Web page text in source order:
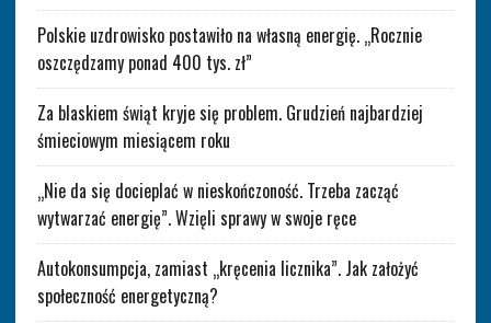
Polskie uzdrowisko postawiło na własną energię. „Rocznie
oszczędzamy ponad 400 tys. zł”
Za blaskiem świąt kryje się problem. Grudzień najbardziej
śmieciowym miesiącem roku
„Nie da się docieplać w nieskończoność. Trzeba zacząć
wytwarzać energię”. Wzięli sprawy w swoje ręce
Autokonsumpcja, zamiast „kręcenia licznika”. Jak założyć
społeczność energetyczną?